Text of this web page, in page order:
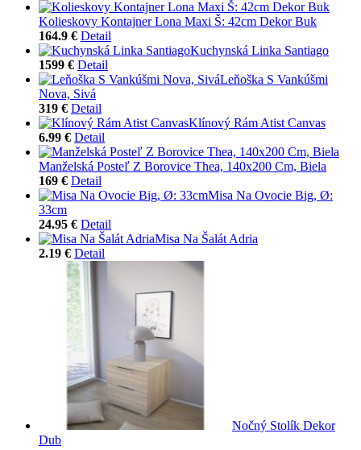
Kolieskovy Kontajner Lona Maxi Š: 42cm Dekor Buk
164.9 € Detail
Kuchynská Linka Santiago
1599 € Detail
Leňoška S Vankúšmi
Nova, Sivá
319 € Detail
Klínový Rám Atist Canvas
6.99 € Detail
Manželská Posteľ Z Borovice Thea, 140x200 Cm, Biela
169 € Detail
Misa Na Ovocie Big, Ø:
33cm
24.95 € Detail
Misa Na Šalát Adria
2.19 € Detail
Nočný Stolík Dekor
Dub